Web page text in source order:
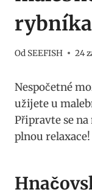
Od SEEFISH 24
Nespočetné
užijete u
Připravte se
plnou relaxace!